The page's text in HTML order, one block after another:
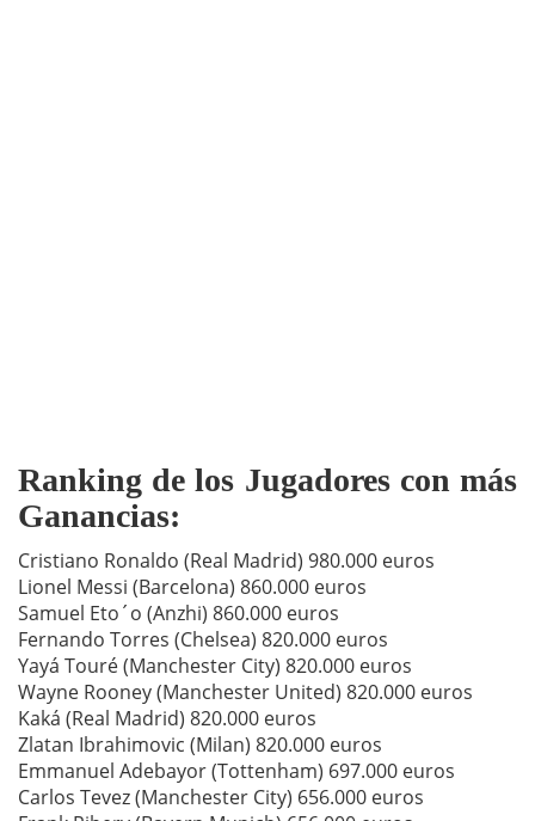
Ranking de los Jugadores con más
Ganancias:
Cristiano Ronaldo (Real Madrid) 980.000 euros
Lionel Messi (Barcelona) 860.000 euros
Samuel Eto´o (Anzhi) 860.000 euros
Fernando Torres (Chelsea) 820.000 euros
Yayá Touré (Manchester City) 820.000 euros
Wayne Rooney (Manchester United) 820.000 euros
Kaká (Real Madrid) 820.000 euros
Zlatan Ibrahimovic (Milan) 820.000 euros
Emmanuel Adebayor (Tottenham) 697.000 euros
Carlos Tevez (Manchester City) 656.000 euros